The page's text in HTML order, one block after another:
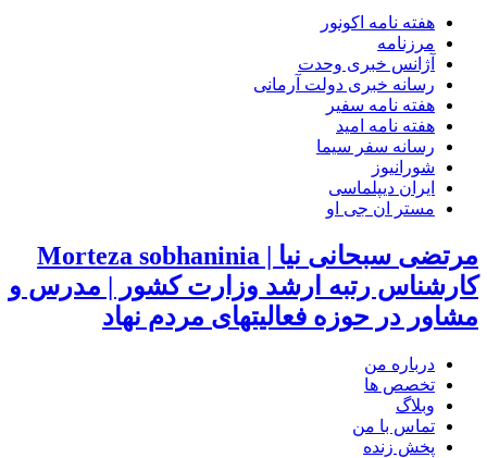
هفته نامه اکونور
مرزنامه
آژانس خبری وحدت
رسانه خبری دولت آرمانی
هفته نامه سفیر
هفته نامه امید
رسانه سفر سیما
شورانیوز
ایران دیپلماسی
مستر ان جی او
مرتضی سبحانی نیا | Morteza sobhaninia
کارشناس رتبه ارشد وزارت کشور | مدرس و
مشاور در حوزه فعالیتهای مردم نهاد
درباره من
تخصص ها
وبلاگ
تماس با من
پخش زنده